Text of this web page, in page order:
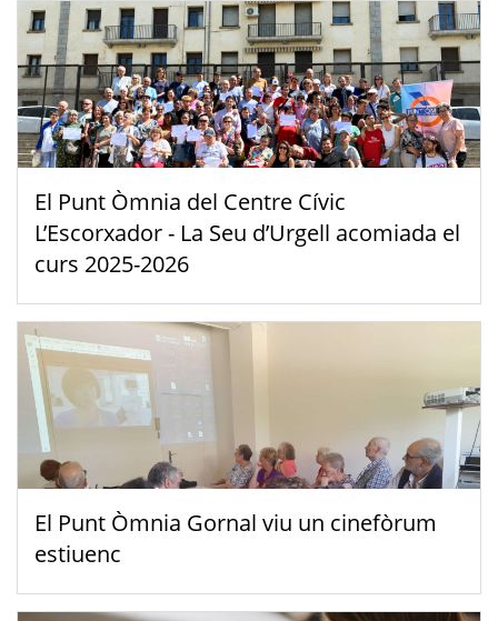
El Punt Òmnia del Centre Cívic
L’Escorxador - La Seu d’Urgell acomiada el
curs 2025-2026
El Punt Òmnia Gornal viu un cinefòrum
estiuenc